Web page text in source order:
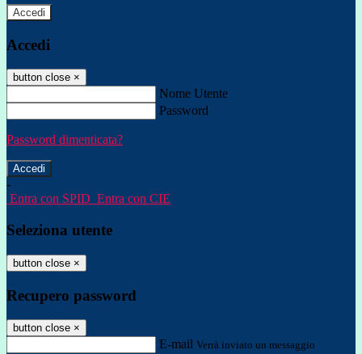
Accedi
Accedi
button close ×
Nome Utente
Password
Password dimenticata?
-
Entra con SPID Entra con CIE
Seleziona utente
button close ×
Recupero password
button close ×
E-mail Verrà inviato un messaggio